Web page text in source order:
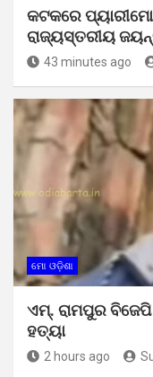
କଟକରେ
ରାଜ୍ୟସ୍ତରୀୟ
43 minutes ago
ମୋ ଓଡ଼ିଶା
ଏମ୍. ରାମପୁର
ହତ୍ୟା
2 hours ago